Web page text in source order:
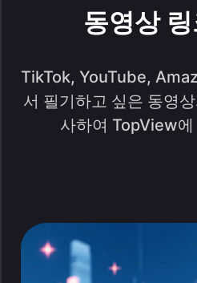
동영상
TikTok, YouTube,
서 필기하고 싶은 동영
사하여 TopView